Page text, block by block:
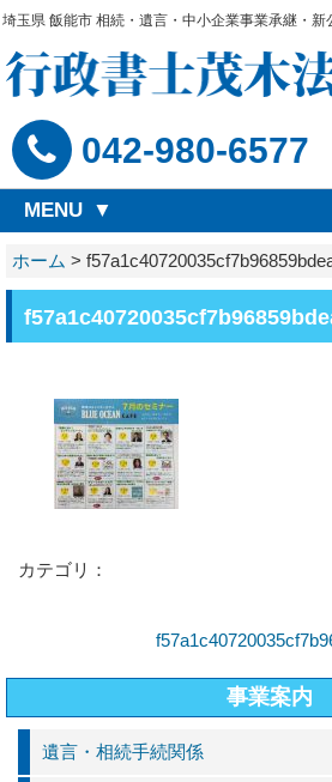
埼玉県 飯能市 相続・遺言・中小企業事業承継・新
042-980-6577
MENU
ホーム >
カテゴリ：
事業案内
遺言・相続手続関係